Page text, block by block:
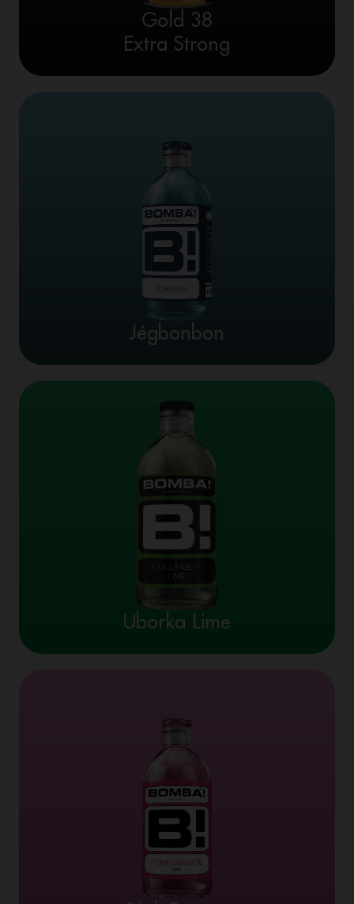
Gold 38
Extra Strong
Jégbonbon
Uborka Lime